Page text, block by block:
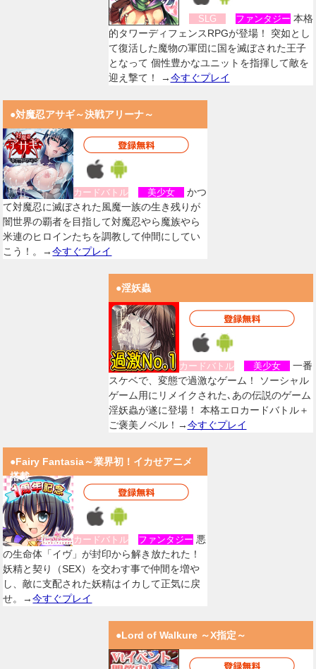
SLG ファンタジー 本格
的タワーディフェンスRPGが登場！ 突如とし
て復活した魔物の軍団に国を滅ぼされた王子
となって 個性豊かなユニットを指揮して敵を
迎え撃て！ →今すぐプレイ
●対魔忍アサギ～決戦アリーナ～
カードバトル 美少女
かつ
て対魔忍に滅ぼされた風魔一族の生き残りが
闇世界の覇者を目指して対魔忍やら魔族やら
米連のヒロインたちを調教して仲間にしてい
こう！。→今すぐプレイ
●淫妖蟲
カードバトル 美少女
一番
スケベで、変態で過激なゲーム！ ソーシャル
ゲーム用にリメイクされた､あの伝説のゲーム
淫妖蟲が遂に登場！ 本格エロカードバトル＋
ご褒美ノベル！→今すぐプレイ
●Fairy Fantasia～業界初！イカせアニメ
搭載
カードバトル ファンタジー 悪
の生命体「イヴ」が封印から解き放たれた！
妖精と契り（SEX）を交わす事で仲間を増や
し、敵に支配された妖精はイカして正気に戻
せ。→今すぐプレイ
●Lord of Walkure ～X指定～